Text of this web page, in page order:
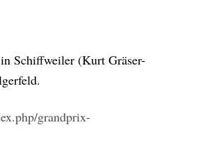
Schiffweiler (Kurt Gräser-
grandprix-